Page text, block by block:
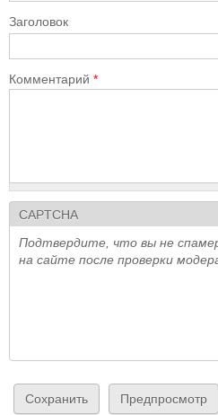
Заголовок
Комментарий *
CAPTCHA
Подтвердите, что вы не
на сайте после проверки